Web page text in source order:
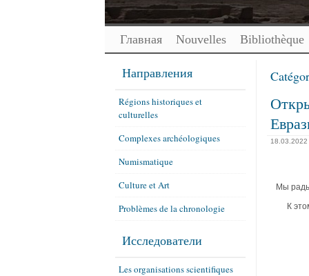
Главная Nouvelles Bibliothèque
18.03.2022
Мы
К
Направления
Régions historiques et
culturelles
Complexes archéologiques
Numismatique
Culture et Art
Problèmes de la chronologie
Исследователи
Les organisations scientifiques